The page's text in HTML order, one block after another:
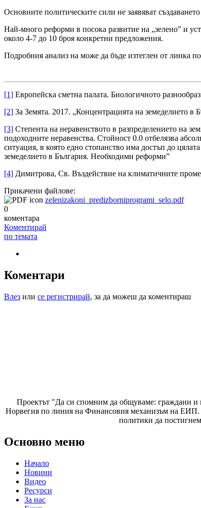
Основните политическите сили не заявяват
Най-много реформи в посока развитие на „зелено” и
около 4-7 до 10 броя конкретни предложения.
Подробния анализ на може да бъде изтеглен от линка
[1] Европейска сметна палата. Биологичното
[2] За Земята. 2017. „Концентрацията на земеделието
[3] Степента на неравенството в разпределението на
подоходните неравенства. Стойност 0.0 отбелязва
ситуация, в която едно стопанство има достъп до
земеделието в България. Необходими реформи”
[4] Димитрова, Св. Въздействие на климатичните
Прикачени файлове:
zelenizakoni_predizborniprogrami_selo.pdf
0
коментара
Коментирай
по темата
Коментари
Влез или се регистрирай, за да можеш да коментираш
Проектът "Да си спомним да общуваме: граждани и
Норвегия по линия на Финансовия механизъм на ЕИП.
политики да
Основно меню
Начало
Новини
Видео
Ресурси
За нас